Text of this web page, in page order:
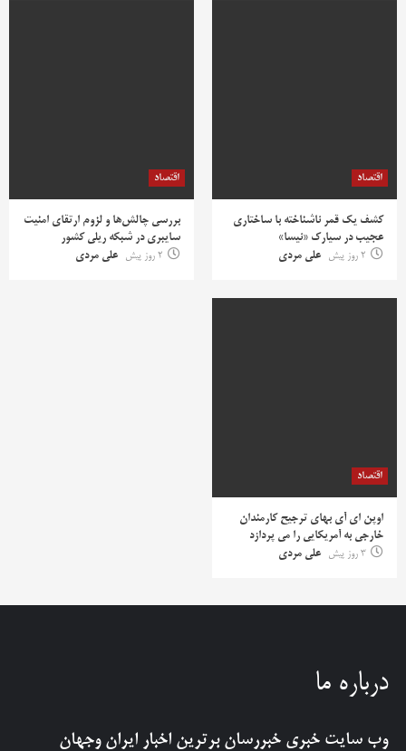
اقتصاد
کشف یک قمر ناشناخته با ساختاری
عجیب در سیارک «نیسا»
2 روز پیش
علی مردی
اقتصاد
بررسی چالش‌ها و لزوم ارتقای امنیت
سایبری در شبکه ریلی کشور
2 روز پیش
علی مردی
اقتصاد
اوپن ای آی بهای ترجیح کارمندان
خارجی به آمریکایی را می پردازد
3 روز پیش
علی مردی
درباره ما
وب سایت خبری خبررسان برترین اخبار ایران وجهان